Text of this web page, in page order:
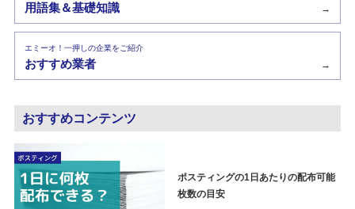
用語集＆基礎知識 →
エミーオ！一押しの企業をご紹介
おすすめ業者 →
おすすめコンテンツ
ポスティングの1日あたりの配布可能
枚数の目安